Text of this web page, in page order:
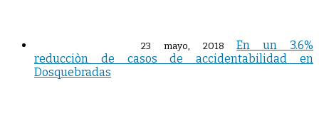
23 mayo, 2018
En un 3.6%
reducciòn de casos de accidentabilidad en
Dosquebradas